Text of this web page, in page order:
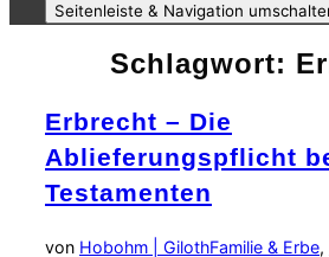
Seitenleiste & Navigation
Schlagwort:
Erbrecht – Die
Ablieferungspflicht
Testamenten
von Hobohm | GilothFamilie & Erbe,